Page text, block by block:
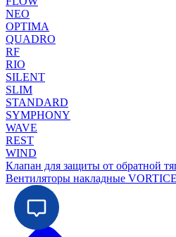
NEO
OPTIMA
QUADRO
RF
RIO
SILENT
SLIM
STANDARD
SYMPHONY
WAVE
REST
WIND
Клапан для защиты от обратной
Вентиляторы накладные